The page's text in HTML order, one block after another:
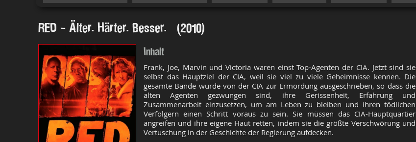
RED - Älter. Härter. Besser. (2010)
Inhalt
Frank, Joe, Marvin und Victoria waren einst Top-Agenten der CIA. Jetzt sind sie
selbst das Hauptziel der CIA, weil sie viel zu viele Geheimnisse kennen. Die
gesamte Bande wurde von der CIA zur Ermordung ausgeschrieben, so dass die
alten Agenten gezwungen sind, ihre Gerissenheit, Erfahrung und
Zusammenarbeit einzusetzen, um am Leben zu bleiben und ihren tödlichen
Verfolgern einen Schritt voraus zu sein. Sie müssen das CIA-Hauptquartier
angreifen und ihre eigene Haut retten, indem sie die größte Verschwörung und
Vertuschung in der Geschichte der Regierung aufdecken.